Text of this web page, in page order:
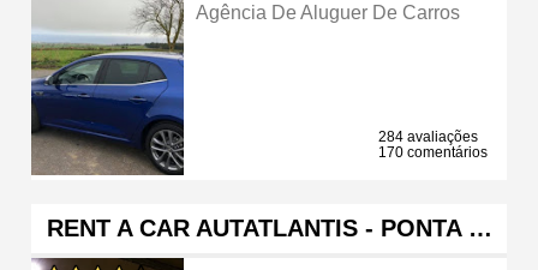
Agência De Aluguer De Carros
284 avaliações
170 comentários
RENT A CAR AUTATLANTIS - PONTA …